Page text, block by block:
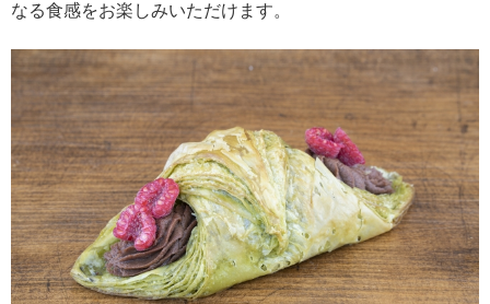
なる食感をお楽しみいただけます。